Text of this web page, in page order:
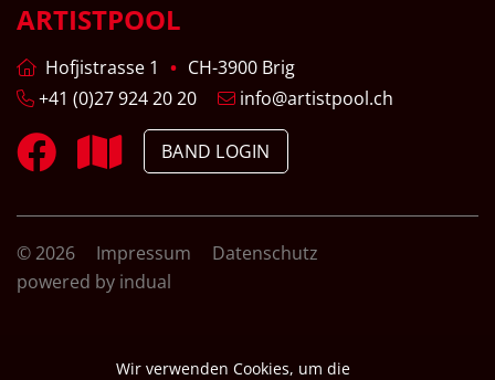
ARTISTPOOL
Hofjistrasse 1
CH-3900 Brig
+41 (0)27 924 20 20
info@artistpool.ch
BAND LOGIN
© 2026 Impressum
Datenschutz
powered by indual
Wir verwenden Cookies, um die